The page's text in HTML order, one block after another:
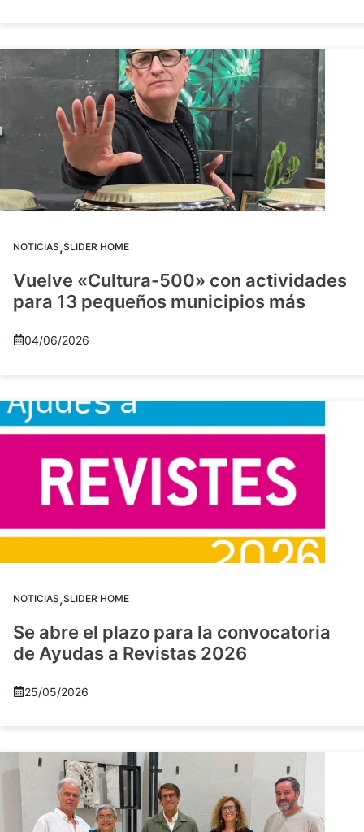
NOTICIAS,SLIDER HOME
Vuelve «Cultura-500» con actividades
para 13 pequeños municipios más
04/06/2026
NOTICIAS,SLIDER HOME
Se abre el plazo para la convocatoria
de Ayudas a Revistas 2026
25/05/2026